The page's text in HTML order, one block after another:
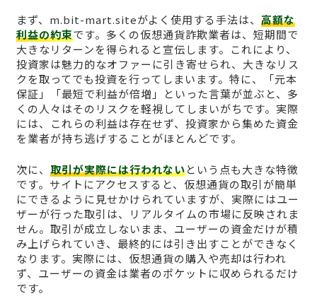
まず、m.bit-mart.siteがよく使用する手法は、 高額な
利益の約束です。多くの仮想通貨詐欺業者は、短期間で
大きなリターンを得られると宣伝します。これにより、
投資家は魅力的なオファーに引き寄せられ、大きなリス
クを取ってでも投資を行ってしまいます。特に、「元本
保証」「最短で利益が倍増」といった言葉が並ぶと、多
くの人々はそのリスクを軽視してしまいがちです。実際
には、これらの利益は存在せず、投資家から集めた資金
を業者が持ち逃げすることがほとんどです。
次に、 取引が実際には行われないという点も大きな特徴
です。サイトにアクセスすると、仮想通貨の取引が簡単
にできるように見せかけられていますが、実際にはユー
ザーが行った取引は、リアルタイムの市場に反映されま
せん。取引が成立しないまま、ユーザーの資金だけが積
み上げられていき、最終的には引き出すことができなく
なります。実際には、仮想通貨の購入や売却は行われ
ず、ユーザーの資金は業者のポケットに収められるだけ
です。